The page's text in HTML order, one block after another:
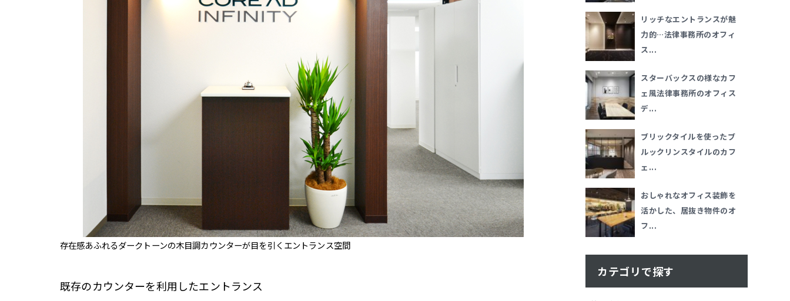
存在感あふれるダークトーンの木目調カウンターが目を引くエントランス空間
既存のカウンターを利用したエントランス
リッチなエントランスが魅
力的…法律事務所のオフィ
ス...
スターバックスの様なカフ
ェ風法律事務所のオフィス
デ...
ブリックタイルを使ったブ
ルックリンスタイルのカフ
ェ...
おしゃれなオフィス装飾を
活かした、居抜き物件のオ
フ...
カテゴリで探す